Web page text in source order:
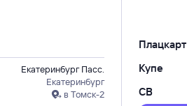
Екатеринбург Пасс.
Екатеринбург
в Томск-2
Плацкарт
Купе
СВ